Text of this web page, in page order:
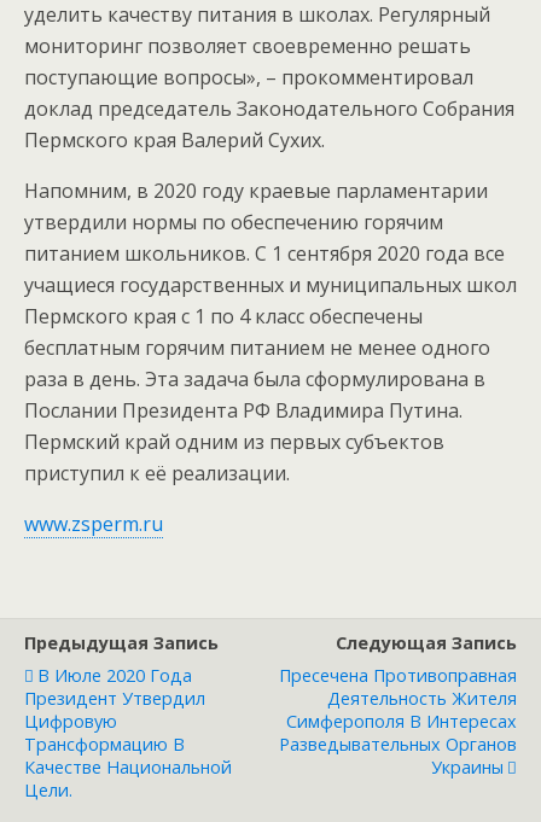
уделить качеству питания в школах. Регулярный
мониторинг позволяет своевременно решать
поступающие вопросы», – прокомментировал
доклад председатель Законодательного Собрания
Пермского края Валерий Сухих.
Напомним, в 2020 году краевые парламентарии
утвердили нормы по обеспечению горячим
питанием школьников. С 1 сентября 2020 года все
учащиеся государственных и муниципальных школ
Пермского края с 1 по 4 класс обеспечены
бесплатным горячим питанием не менее одного
раза в день. Эта задача была сформулирована в
Послании Президента РФ Владимира Путина.
Пермский край одним из первых субъектов
приступил к её реализации.
www.zsperm.ru
Предыдущая Запись
В Июле 2020 Года
Президент Утвердил
Цифровую
Трансформацию В
Качестве Национальной
Цели.
Следующая Запись
Пресечена Противоправная
Деятельность Жителя
Симферополя В Интересах
Разведывательных Органов
Украины